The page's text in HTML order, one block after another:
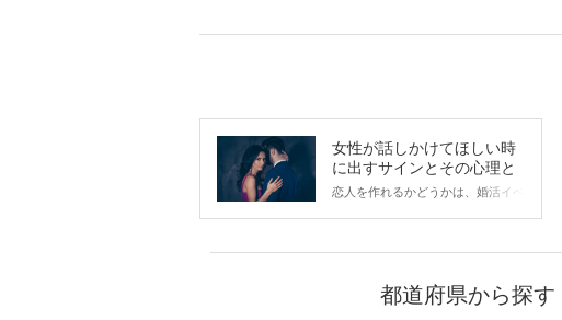
女性が話しかけてほしい時
に出すサインとその心理と
は？
恋人を作れるかどうかは、婚活イベ
から恋人作りを本格的に始めようと
している方は、女性が異性を求めて
都道府県から探す